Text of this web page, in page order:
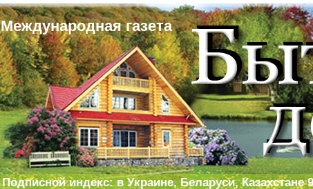
Международная газета
Подписной индекс: в Украине, Беларуси, Казахстане